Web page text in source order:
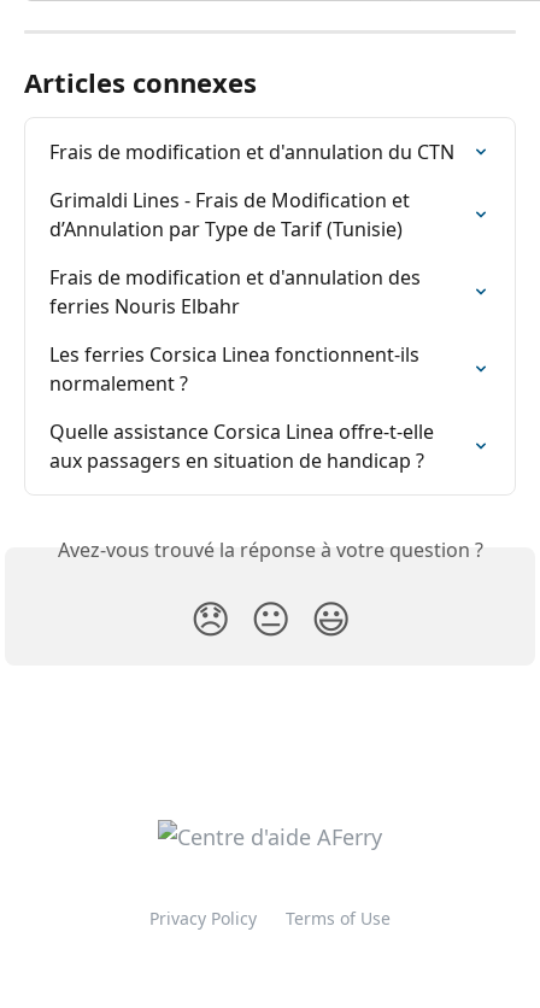
Articles connexes
Frais de modification et d'annulation du CTN
Grimaldi Lines - Frais de Modification et
d’Annulation par Type de Tarif (Tunisie)
Frais de modification et d'annulation des
ferries Nouris Elbahr
Les ferries Corsica Linea fonctionnent-ils
normalement ?
Quelle assistance Corsica Linea offre-t-elle
aux passagers en situation de handicap ?
Avez-vous trouvé la réponse à votre question ?
😞 😐 😃
Privacy Policy Terms of Use